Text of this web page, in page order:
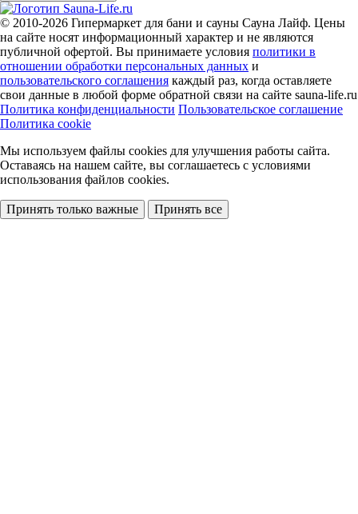
© 2010-2026 Гипермаркет для бани и сауны Сауна Лайф. Цены
на сайте носят информационный характер и не являются
публичной офертой. Вы принимаете условия политики в
отношении обработки персональных данных и
пользовательского соглашения каждый раз, когда оставляете
свои данные в любой форме обратной связи на сайте sauna-life.ru
Политика конфиденциальности Пользовательское соглашение
Политика cookie
Мы используем файлы cookies для улучшения работы сайта.
Оставаясь на нашем сайте, вы соглашаетесь с условиями
использования файлов cookies.
Принять только важные Принять все